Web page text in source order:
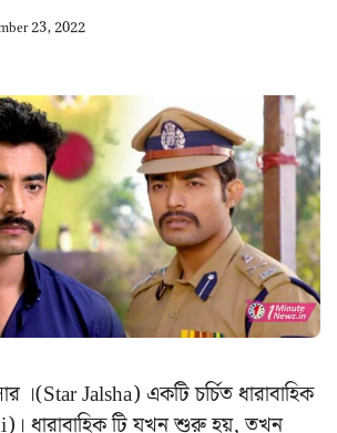
23, 2022
।(Star Jalsha) একটি চর্চিত ধারাবাহিক
ধারাবাহিক টি যখন শুরু হয়, তখন